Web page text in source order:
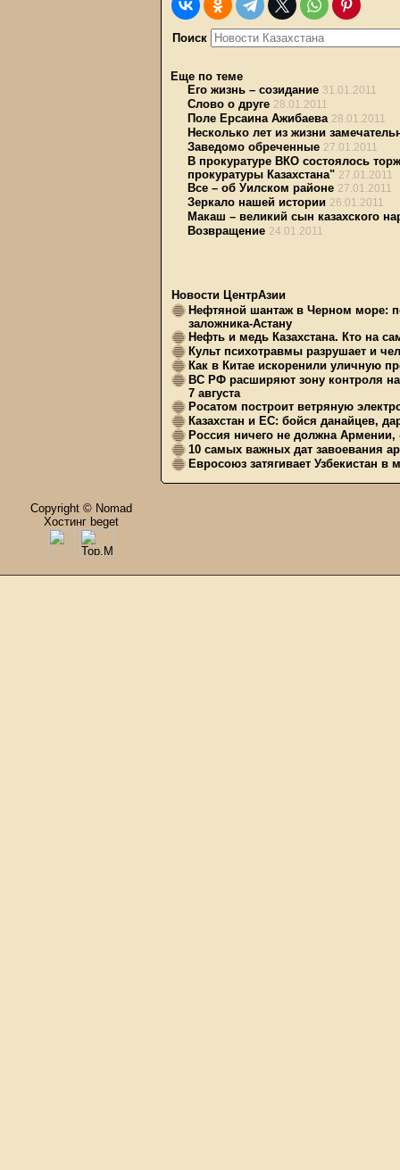
Поиск
Еще по теме
Его жизнь – созидание 31.01.2011
Слово о друге 28.01.2011
Поле Ерсаина Ажибаева 28.01.2011
Несколько лет из жизни
Заведомо обреченные 27.01.2011
В прокуратуре ВКО состоялось
прокуратуры Казахстана" 27.01.2011
Все – об Уилском районе 27.01.2011
Зеркало нашей истории 26.01.2011
Макаш – великий сын казахского
Возвращение 24.01.2011
Новости ЦентрАзии
Нефтяной шантаж в Черном море:
заложника-Астану
Нефть и медь Казахстана. Кто на
Культ психотравмы разрушает и
Как в Китае искоренили уличную
ВС РФ расширяют зону контроля на
7 августа
Росатом построит ветряную
Казахстан и ЕС: бойся данайцев,
Россия ничего не должна Армении,
10 самых важных дат завоевания
Евросоюз затягивает Узбекистан
Copyright © Nomad
Хостинг beget